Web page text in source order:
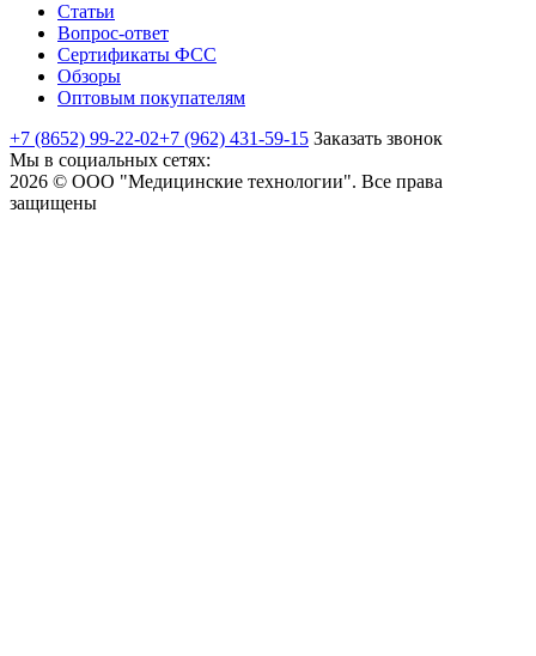
Статьи
Вопрос-ответ
Сертификаты ФСС
Обзоры
Оптовым покупателям
+7 (8652) 99-22-02+7 (962) 431-59-15 Заказать звонок
Мы в социальных сетях:
2026 © ООО "Медицинские технологии". Все права
защищены